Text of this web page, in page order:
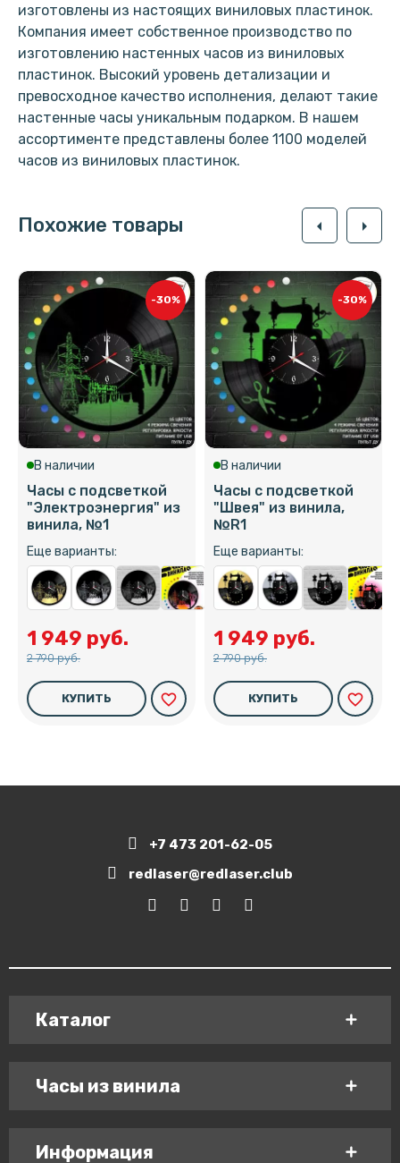
изготовлены из настоящих виниловых пластинок.
Компания имеет собственное производство по
изготовлению настенных часов из виниловых
пластинок. Высокий уровень детализации и
превосходное качество исполнения, делают такие
настенные часы уникальным подарком. В нашем
ассортименте представлены более 1100 моделей
часов из виниловых пластинок.
Похожие товары arrow_left arrow_right
-30%
В наличии
Часы с подсветкой
"Электроэнергия" из
винила, №1
Еще варианты:
1 949 руб.
2 790 руб.
КУПИТЬ favorite_border
-30%
В наличии
Часы с подсветкой
"Швея" из винила,
№R1
Еще варианты:
1 949 руб.
2 790 руб.
КУПИТЬ favorite_border
+7 473 201-62-05
redlaser@redlaser.club
Каталог
Часы из винила
Информация